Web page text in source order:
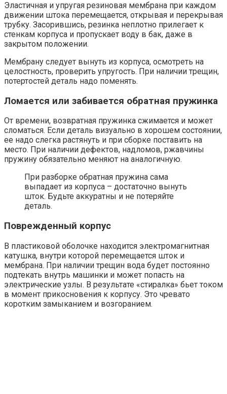
Эластичная и упругая резиновая мембрана при каждом
движении штока перемещается, открывая и перекрывая
трубку. Засорившись, резинка неплотно прилегает к
стенкам корпуса и пропускает воду в бак, даже в
закрытом положении.
Мембрану следует вынуть из корпуса, осмотреть на
целостность, проверить упругость. При наличии трещин,
потертостей деталь надо поменять.
Ломается или забивается обратная пружинка
От времени, возвратная пружинка сжимается и может
сломаться. Если деталь визуально в хорошем состоянии,
ее надо слегка растянуть и при сборке поставить на
место. При наличии дефектов, надломов, ржавчины
пружину обязательно меняют на аналогичную.
При разборке обратная пружина сама
выпадает из корпуса – достаточно вынуть
шток. Будьте аккуратны и не потеряйте
деталь.
Поврежденный корпус
В пластиковой оболочке находится электромагнитная
катушка, внутри которой перемещается шток и
мембрана. При наличии трещин вода будет постоянно
подтекать внутрь машинки и может попасть на
электрические узлы. В результате «стиралка» бьет током
в момент прикосновения к корпусу. Это чревато
коротким замыканием и возгоранием.